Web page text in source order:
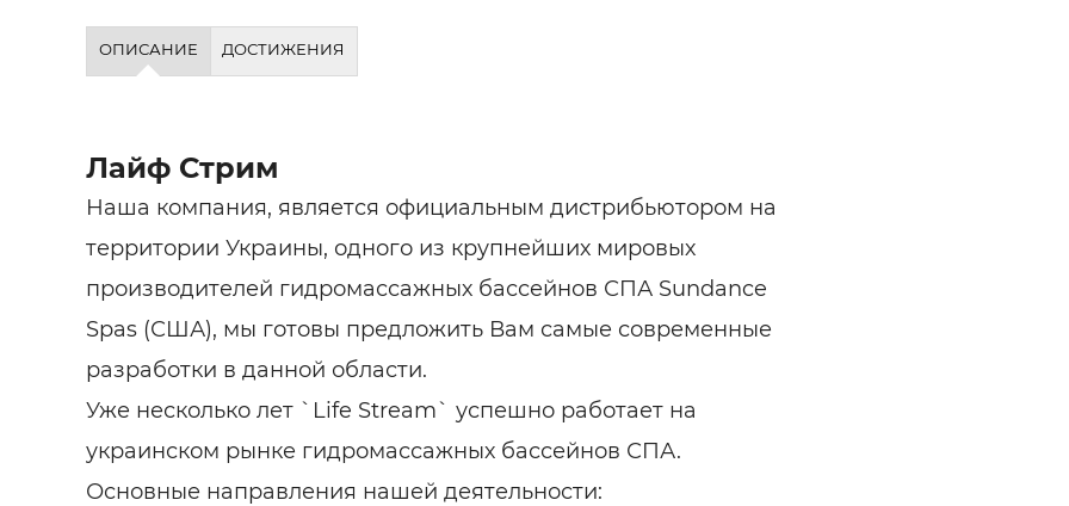
ОПИСАНИЕ ДОСТИЖЕНИЯ
Лайф Стрим
Наша компания, является официальным дистрибьютором на
территории Украины, одного из крупнейших мировых
производителей гидромассажных бассейнов СПА Sundance
Spas (США), мы готовы предложить Вам самые современные
разработки в данной области.
Уже несколько лет `Life Stream` успешно работает на
украинском рынке гидромассажных бассейнов СПА.
Основные направления нашей деятельности: